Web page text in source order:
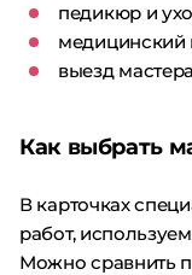
педикюр и
медицинский
выезд
Как выбрать
В карточках
работ,
Можно сравнить